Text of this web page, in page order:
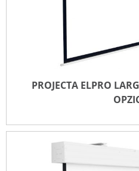
PROJECTA ELPRO
PROJECTA ELPRO